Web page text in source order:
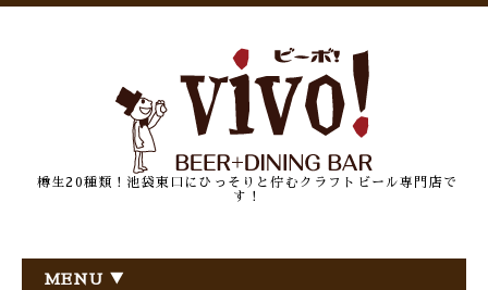
樽生20種類！池袋東口にひっそりと佇むクラフトビール専門店で
す！
MENU ▼